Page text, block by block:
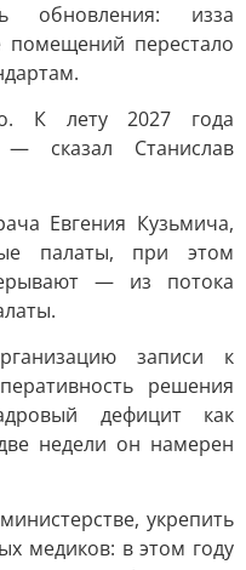
обновления: изза
помещений перестало
К лету 2027 года
— сказал Станислав
Евгения Кузьмича,
палаты, при этом
— из потока
записи к
решения
дефицит как
недели он намерен
укрепить
медиков: в этом году